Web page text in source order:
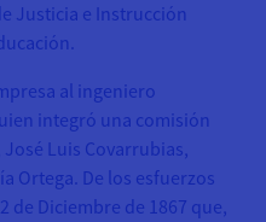
Justicia e Instrucción
al ingeniero
integró una comisión
Luis Covarrubias,
Ortega. De los esfuerzos
de Diciembre de 1867 que,